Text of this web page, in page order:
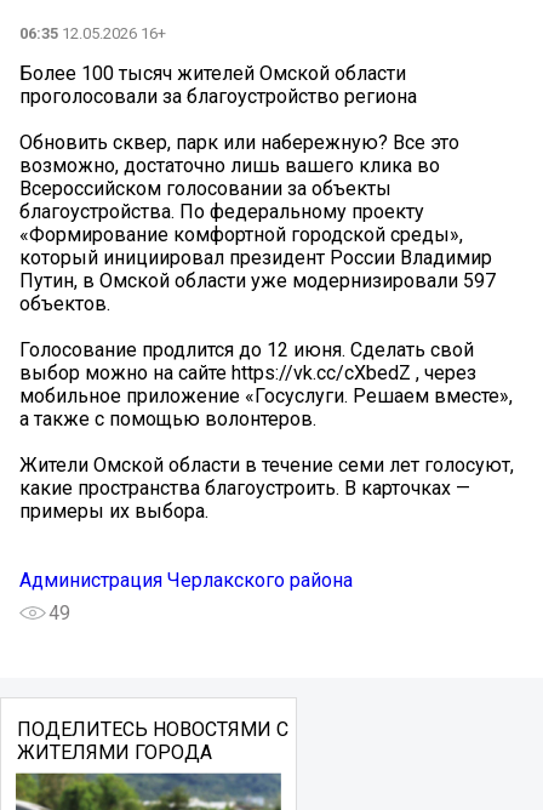
06:35 12.05.2026 16+
Более 100 тысяч жителей Омской области
проголосовали за благоустройство региона
Обновить сквер, парк или набережную? Все это
возможно, достаточно лишь вашего клика во
Всероссийском голосовании за объекты
благоустройства. По федеральному проекту
«Формирование комфортной городской среды»,
который инициировал президент России Владимир
Путин, в Омской области уже модернизировали 597
объектов.
Голосование продлится до 12 июня. Сделать свой
выбор можно на сайте https://vk.cc/cXbedZ , через
мобильное приложение «Госуслуги. Решаем вместе»,
а также с помощью волонтеров.
Жители Омской области в течение семи лет голосуют,
какие пространства благоустроить. В карточках —
примеры их выбора.
Администрация Черлакского района
49
ПОДЕЛИТЕСЬ НОВОСТЯМИ С
ЖИТЕЛЯМИ ГОРОДА